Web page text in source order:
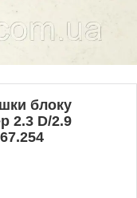
блоку
2.3 D/2.9